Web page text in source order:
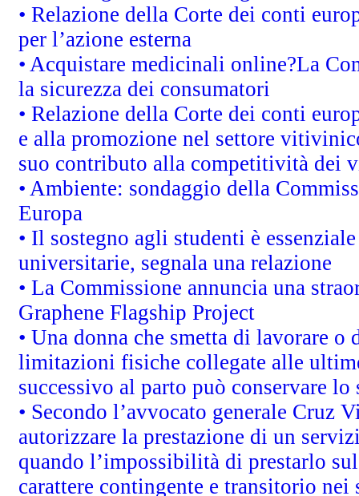
• Relazione della Corte dei conti
per l’azione esterna
• Acquistare medicinali online?La
la sicurezza dei consumatori
• Relazione della Corte dei conti
e alla promozione nel settore
suo contributo alla competitività dei
• Ambiente: sondaggio della
Europa
• Il sostegno agli studenti è
universitarie, segnala una relazione
• La Commissione annuncia una
Graphene Flagship Project
• Una donna che smetta di lavorare
limitazioni fisiche collegate alle
successivo al parto può conservare
• Secondo l’avvocato generale Cruz
autorizzare la prestazione di un
quando l’impossibilità di prestarlo
carattere contingente e transitorio